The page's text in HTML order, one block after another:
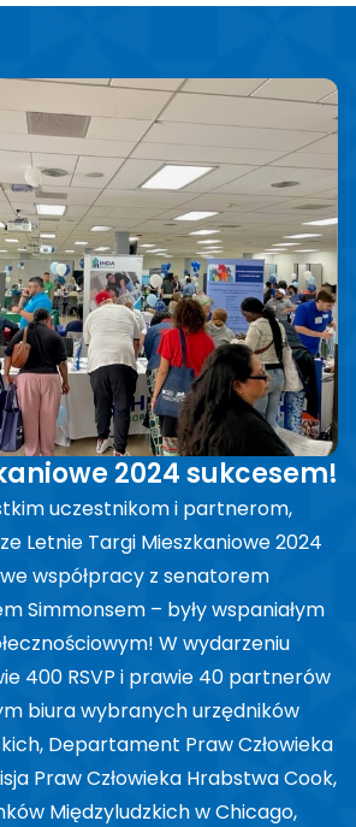
2024 sukcesem!
uczestnikom i partnerom,
Letnie Targi Mieszkaniowe 2024
współpracy z senatorem
Simmonsem – były wspaniałym
W wydarzeniu
400 RSVP i prawie 40 partnerów
biura wybranych urzędników
Departament Praw Człowieka
Praw Człowieka Hrabstwa Cook,
Międzyludzkich w Chicago,